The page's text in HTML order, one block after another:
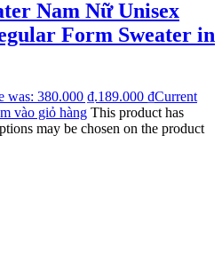
Nam Nữ Unisex
Form Sweater in
was: 380.000 ₫.189.000 ₫Current
vào giỏ hàng This product has
may be chosen on the product